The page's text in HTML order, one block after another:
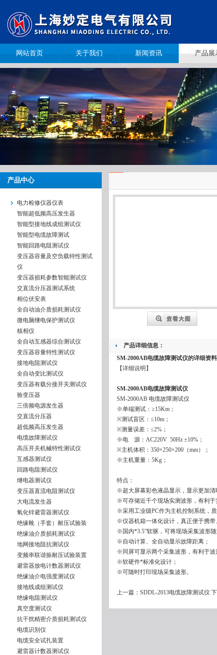
网站首页 关于我们 新闻资讯 产品展
产品中心
电力检修仪器仪表
智能超低频高压发生器
智能型接地线成组测试仪
智能型电缆故障测试
智能回路电阻测试仪
变压器容量及空负载特性测试
仪
变压器损耗参数智能测试仪
交直流分压器测试系统
相位伏安表
全自动油介质损耗测试仪
微电脑继电保护测试仪
核相仪
全自动互感器综合测试仪
变压器容量特性测试仪
接地电阻测试仪
全自动变比测试仪
变压器有载分接开关测试仪
验变压器
三倍频电源发生器
交直流分压器
超低频高压发生器
电缆故障测试仪
高压开关机械特性测试仪
互感器测试仪
回路电阻测试仪
继电器测试仪
变压器直流电阻测试仪
大电流发生器
氧化锌避雷器测试仪
绝缘靴（手套）耐压试验装
绝缘油介质损耗测试仪
地网接地阻抗测试仪
变频串联谐振耐压试验装置
避雷器放电计数器测试仪
绝缘油介电强度测试仪
接地线成组测试仪
绝缘电阻测试仪
真空度测试仪
抗干扰精密介质损耗测试仪
电缆识别仪
电缆安全试扎装置
避雷器计数器测试仪
产品详细信息：
SM-2000AB电缆故障测试仪的详细资
【详细说明】
SM-2000AB电缆故障测试仪
SM-2000AB 电缆故障测试仪
※单端测试：≥15Km；
※测试盲区：≤10m；
※测量误差：≤2%；
※电 源：AC220V 50Hz ±10%；
※主机体积：350×250×200（mm）
※主机重量：5Kg；
特点：
※超大屏幕彩色液晶显示，显示更加清
※可存储近千个现场实测波形，有利于
※采用工业级PC作为主机控制系统，
※仪器机箱一体化设计，真正便于携
※国内*3.5”软驱，可将现场采集波形
※自动计算、全自动显示故障距离
※同屏可显示两个采集波形，有利于波
※软硬件*标准化设计；
※可随时打印现场采集波形。
上一篇： SDDL-2013电缆故障测试仪